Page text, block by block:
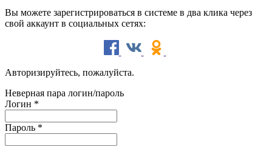
Вы можете зарегистрироваться в системе в два клика через
свой аккаунт в социальных сетях:
Авторизируйтесь, пожалуйста.
Неверная пара логин/пароль
Логин *
Пароль *